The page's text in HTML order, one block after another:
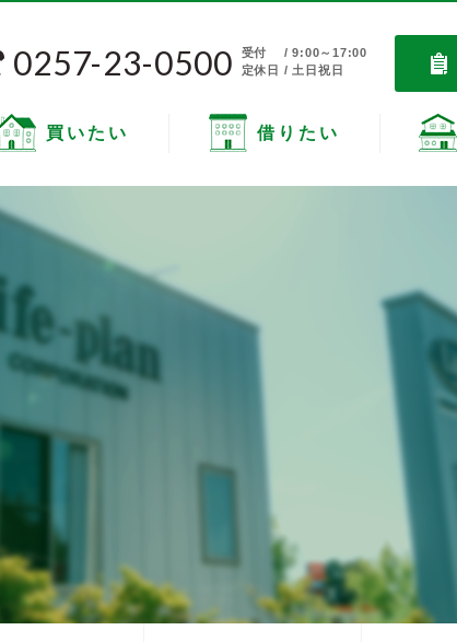
0257-23-0500 受付
/ 9:00～17:00
定休日 / 土日祝日
買いたい 借りたい